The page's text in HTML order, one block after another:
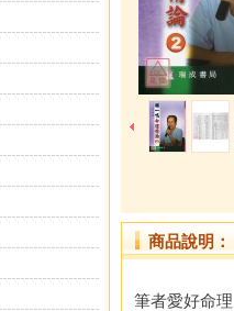
商品說明：
筆者愛好命